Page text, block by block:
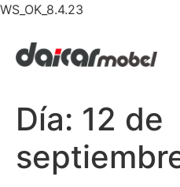
WS_OK_8.4.23
Día: 12 de